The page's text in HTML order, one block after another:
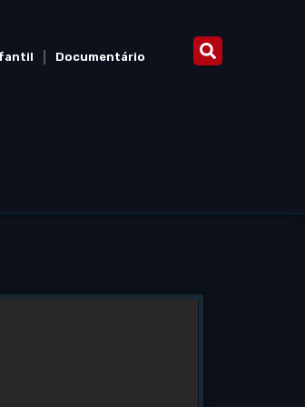
Documentário